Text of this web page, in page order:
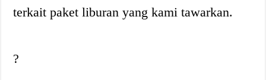
terkait paket liburan yang kami tawarkan.
?